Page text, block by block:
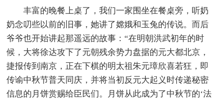
丰富的晚餐上桌了，我们一家围坐在餐桌旁，听奶
奶念叨些以前的旧事，她讲了嫦娥和玉兔的传说。而后
爷爷也开始讲起那遥远的故事：“在明朝洪武初年的时
候，大将徐达攻下了元朝残余势力盘据的元大都北京，
捷报传到南京，正在下棋的明太祖朱元璋欣喜若狂，即
传谕中秋节普天同庆，并将当初反元大起义时传递秘密
信息的月饼赏赐给臣民们。月饼从此成为了中秋节的‘法